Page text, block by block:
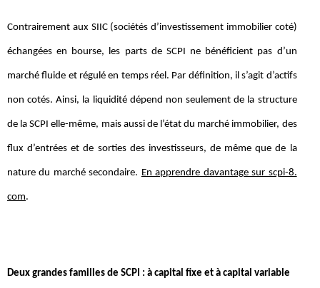
Contrairement aux SIIC (sociétés d’investissement immobilier coté)
échangées en bourse, les parts de SCPI ne bénéficient pas d’un
marché fluide et régulé en temps réel. Par définition, il s’agit d’actifs
non cotés. Ainsi, la liquidité dépend non seulement de la structure
de la SCPI elle-même, mais aussi de l’état du marché immobilier, des
flux d’entrées et de sorties des investisseurs, de même que de la
nature du marché secondaire. En apprendre davantage sur scpi-8.
com.
Deux grandes familles de SCPI : à capital fixe et à capital variable